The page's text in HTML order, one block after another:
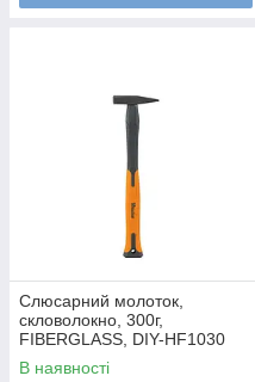
Слюсарний молоток,
скловолокно, 300г,
FIBERGLASS, DIY-HF1030
В наявності